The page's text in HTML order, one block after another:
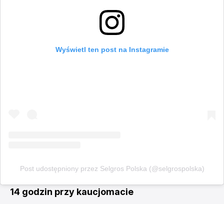
Wyświetl ten post na Instagramie
Post udostępniony przez Selgros Polska (@selgrospolska)
14 godzin przy kaucjomacie